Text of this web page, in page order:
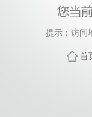
提示：访问
首